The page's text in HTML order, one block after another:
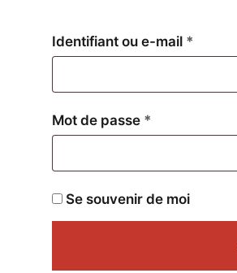
Identifiant ou e-mail *
Mot de passe *
Se souvenir de moi